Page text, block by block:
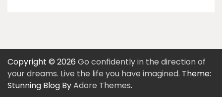
Copyright © 2026 Go confidently in the direction of
your dreams. Live the life you have imagined. Theme:
Stunning Blog ByAdore Themes.